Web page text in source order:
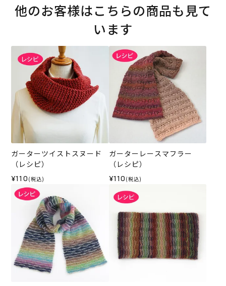
他のお客様はこちらの商品も見て
います
ガーターツイストスヌード
（レシピ）
¥110 (税込)
ガーターレースマフラー
（レシピ）
¥110 (税込)